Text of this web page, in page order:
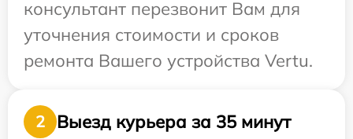
консультант перезвонит Вам для
уточнения стоимости и сроков
ремонта Вашего устройства Vertu.
2
Выезд курьера за 35 минут